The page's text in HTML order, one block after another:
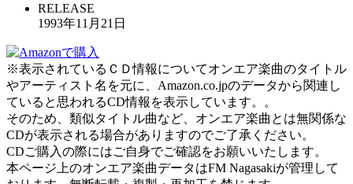
RELEASE
1993年11月21日
※表示されているＣＤ情報についてオンエア楽曲のタイトル
やアーティスト名を元に、Amazon.co.jpのデータから関連し
ていると思われるCD情報を表示しています。。
そのため、類似タイトル曲など、オンエア楽曲とは無関係な
CDが表示される場合がありますのでご了承ください。
CDご購入の際にはご自身でご確認をお願いいたします。
本ページ上のオンエア楽曲データはFM Nagasakiが管理して